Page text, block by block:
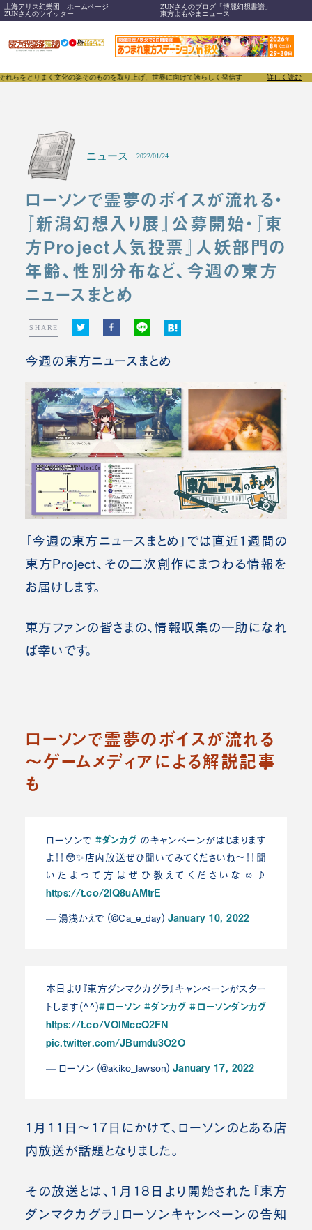
上海アリス幻樂団 ホームページ
ZUNさんのブログ「博麗幻想書譜」
ZUNさんのツイッター
東方よもやまニュース
く文化の姿そのものを取り上げ、世界に向けて誇らしく発信することで、東方Projectのみな
詳しく読む
ニュース 2022/01/24
ローソンで霊夢のボイスが流れる・
『新潟幻想入り展』公募開始・『東
方Project人気投票』人妖部門の
年齢、性別分布など、今週の東方
ニュースまとめ
SHARE
今週の東方ニュースまとめ
「今週の東方ニュースまとめ」では直近1週間の
東方Project、その二次創作にまつわる情報を
お届けします。
東方ファンの皆さまの、情報収集の一助になれ
ば幸いです。
ローソンで霊夢のボイスが流れる
～ゲームメディアによる解説記事
も
ローソンで#ダンカグ のキャンペーンがはじまります
よ！！😳✨店内放送ぜひ聞いてみてくださいね〜！！聞
いたよって方はぜひ教えてくださいな☺️♪
https://t.co/2lQ8uAMtrE
— 湯浅かえで (@Ca_e_day) January 10, 2022
本日より『東方ダンマクカグラ』キャンペーンがスター
トします(^^)#ローソン #ダンカグ #ローソンダンカグ
https://t.co/VOIMccQ2FN
pic.twitter.com/JBumdu3O2O
— ローソン (@akiko_lawson)January 17, 2022
1月11日～17日にかけて、ローソンのとある店
内放送が話題となりました。
その放送とは、1月18日より開始された『東方
ダンマクカグラ』ローソンキャンペーンの告知